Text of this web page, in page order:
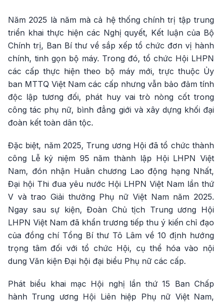
Năm 2025 là năm mà cả hệ thống chính trị tập trung
triển khai thực hiện các Nghị quyết, Kết luận của Bộ
Chính trị, Ban Bí thư về sắp xếp tổ chức đơn vị hành
chính, tinh gọn bộ máy. Trong đó, tổ chức Hội LHPN
các cấp thực hiện theo bộ máy mới, trực thuộc Ủy
ban MTTQ Việt Nam các cấp nhưng vẫn bảo đảm tính
độc lập tương đối, phát huy vai trò nòng cốt trong
công tác phụ nữ, bình đẳng giới và xây dựng khối đại
đoàn kết toàn dân tộc.
Đặc biệt, năm 2025, Trung ương Hội đã tổ chức thành
công Lễ kỷ niệm 95 năm thành lập Hội LHPN Việt
Nam, đón nhận Huân chương Lao động hạng Nhất,
Đại hội Thi đua yêu nước Hội LHPN Việt Nam lần thứ
V và trao Giải thưởng Phụ nữ Việt Nam năm 2025.
Ngay sau sự kiện, Đoàn Chủ tịch Trung ương Hội
LHPN Việt Nam đã khẩn trương tiếp thu ý kiến chỉ đạo
của đồng chí Tổng Bí thư Tô Lâm về 10 định hướng
trọng tâm đối với tổ chức Hội, cụ thể hóa vào nội
dung Văn kiện Đại hội đại biểu Phụ nữ các cấp.
Phát biểu khai mạc Hội nghị lần thứ 15 Ban Chấp
hành Trung ương Hội Liên hiệp Phụ nữ Việt Nam,